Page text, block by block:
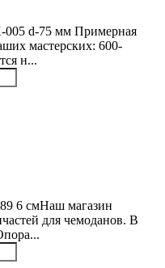
005 d-75 мм Примерная
мастерских: 600-
н...
6 смНаш магазин
для чемоданов. В